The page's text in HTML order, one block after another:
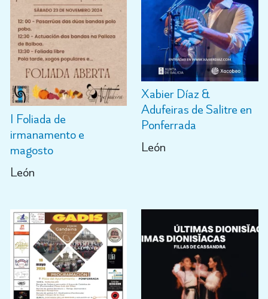
I Foliada de
irmanamento e
magosto
León
Xabier Díaz &
Adufeiras de Salitre en
Ponferrada
León